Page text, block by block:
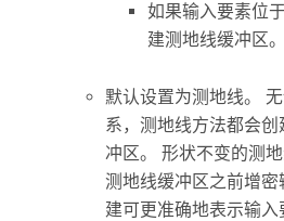
如果输入要素位
建测地线缓冲区。
默认设置为测地线。
系，测地线方法都会
冲区。 形状不变的测
测地线缓冲区之前增密
建可更准确地表示输